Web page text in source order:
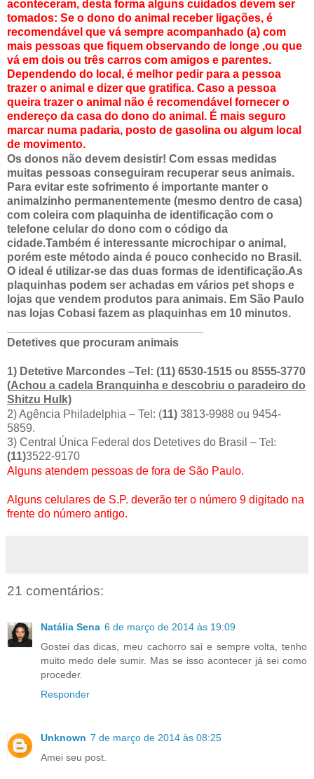
aconteceram, desta forma alguns cuidados devem ser
tomados: Se o dono do animal receber ligações, é
recomendável que vá sempre acompanhado (a) com
mais pessoas que fiquem observando de longe ,ou que
vá em dois ou três carros com amigos e parentes.
Dependendo do local, é melhor pedir para a pessoa
trazer o animal e dizer que gratifica. Caso a pessoa
queira trazer o animal não é recomendável fornecer o
endereço da casa do dono do animal. É mais seguro
marcar numa padaria, posto de gasolina ou algum local
de movimento.
Os donos não devem desistir! Com essas medidas
muitas pessoas conseguiram recuperar seus animais.
Para evitar este sofrimento é importante manter o
animalzinho permanentemente (mesmo dentro de casa)
com coleira com plaquinha de identificação com o
telefone celular do dono com o código da
cidade.Também é interessante microchipar o animal,
porém este método ainda é pouco conhecido no Brasil.
O ideal é utilizar-se das duas formas de identificação.As
plaquinhas podem ser achadas em vários pet shops e
lojas que vendem produtos para animais. Em São Paulo
nas lojas Cobasi fazem as plaquinhas em 10 minutos.
Detetives que procuram animais
1) Detetive Marcondes –Tel: (11) 6530-1515 ou 8555-3770
(Achou a cadela Branquinha e descobriu o paradeiro do
Shitzu Hulk)
2) Agência Philadelphia – Tel: (11) 3813-9988 ou 9454-
5859.
3) Central Única Federal dos Detetives do Brasil – Tel:
(11)3522-9170
Alguns atendem pessoas de fora de São Paulo.
Alguns celulares de S.P. deverão ter o número 9 digitado na
frente do número antigo.
21 comentários:
Natália Sena 6 de março de 2014 às 19:09
Gostei das dicas, meu cachorro sai e sempre volta, tenho
muito medo dele sumir. Mas se isso acontecer já sei como
proceder.
Responder
Unknown 7 de março de 2014 às 08:25
Amei seu post.